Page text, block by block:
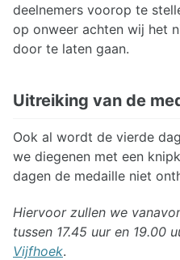
deelnemers voorop te
op onweer achten wij het
door te laten gaan.
Uitreiking van de
Ook al wordt de vierde
we diegenen met een
dagen de medaille niet
Hiervoor zullen we
tussen 17.45 uur en 19.00
Vijfhoek.